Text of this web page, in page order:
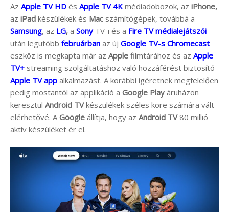
Az Apple TV HD és Apple TV 4Kmédiadobozok, az iPhone,
az iPad készülékek és Mac számítógépek, továbbá a
Samsung, az LG, a SonyTV-i és a Fire TV médialejátszói
után legutóbb februárban az új Google TV-s Chromecast
eszköz is megkapta már az Apple filmtárához és az Apple
TV+ streaming szolgáltatáshoz való hozzáférést biztosító
Apple TV app alkalmazást. A korábbi ígéretnek megfelelően
pedig mostantól az applikáció a Google Play áruházon
keresztül Android TVkészülékek széles köre számára vált
elérhetővé. A Google állítja, hogy az Android TV80 millió
aktív készüléket ér el.